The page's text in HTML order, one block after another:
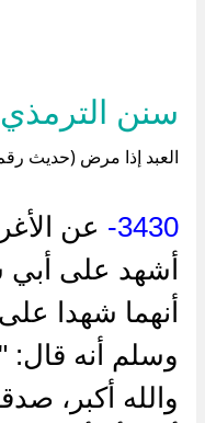
سنن الترمذي
العبد إذا مرض (حديث رقم:
3430-
عن
أشهد على أبي
أنهما شهدا
وسلم أنه قال: "
والله أكبر،